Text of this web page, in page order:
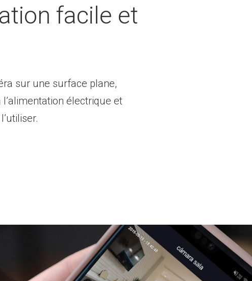
facile et
sur une surface plane,
électrique et